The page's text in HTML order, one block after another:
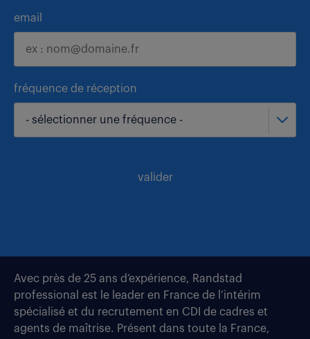
email
fréquence de réception
- sélectionner une fréquence -
valider
Avec près de 25 ans d’expérience, Randstad
professional est le leader en France de l’intérim
spécialisé et du recrutement en CDI de cadres et
agents de maîtrise. Présent dans toute la France,